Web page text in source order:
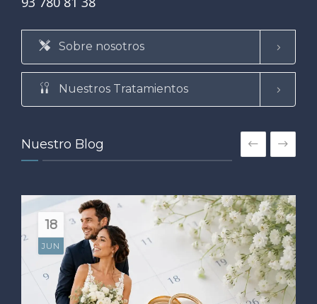
Sobre nosotros
Nuestros Tratamientos
Nuestro Blog
18
JUN